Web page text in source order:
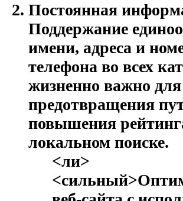
Постоянная
Поддержание
имени, адреса и
телефона во всех
жизненно важно для
предотвращения
повышения
локальном поиске.
<ли>